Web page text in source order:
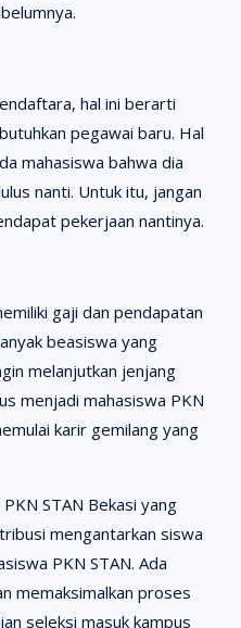
hal ini berarti
pegawai baru. Hal
mahasiswa bahwa dia
nanti. Untuk itu, jangan
pekerjaan nantinya.
gaji dan pendapatan
beasiswa yang
melanjutkan jenjang
menjadi mahasiswa PKN
karir gemilang yang
STAN Bekasi yang
mengantarkan siswa
PKN STAN. Ada
memaksimalkan proses
seleksi masuk kampus